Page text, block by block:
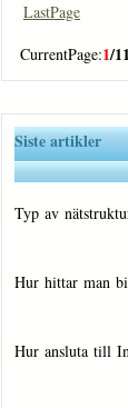
LastPage
CurrentPage:1/
Siste artikler
Typ av
Hur hittar man
Hur ansluta till